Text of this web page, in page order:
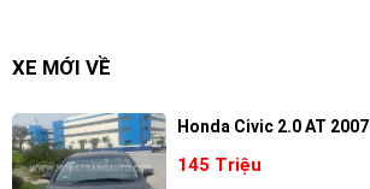
XE MỚI VỀ
Honda Civic 2.0 AT 2007
145 Triệu